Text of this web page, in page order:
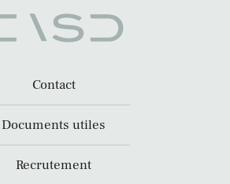
Contact
Documents utiles
Recrutement